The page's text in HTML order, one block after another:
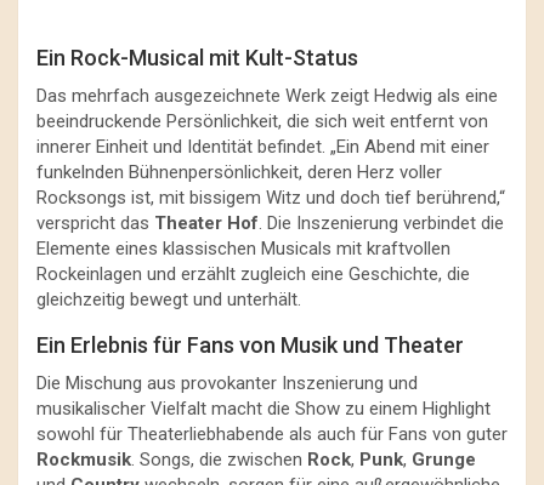
Ein Rock-Musical mit Kult-Status
Das mehrfach ausgezeichnete Werk zeigt Hedwig als eine
beeindruckende Persönlichkeit, die sich weit entfernt von
innerer Einheit und Identität befindet. „Ein Abend mit einer
funkelnden Bühnenpersönlichkeit, deren Herz voller
Rocksongs ist, mit bissigem Witz und doch tief berührend,“
verspricht das Theater Hof. Die Inszenierung verbindet die
Elemente eines klassischen Musicals mit kraftvollen
Rockeinlagen und erzählt zugleich eine Geschichte, die
gleichzeitig bewegt und unterhält.
Ein Erlebnis für Fans von Musik und Theater
Die Mischung aus provokanter Inszenierung und
musikalischer Vielfalt macht die Show zu einem Highlight
sowohl für Theaterliebhabende als auch für Fans von guter
Rockmusik. Songs, die zwischen Rock, Punk, Grunge